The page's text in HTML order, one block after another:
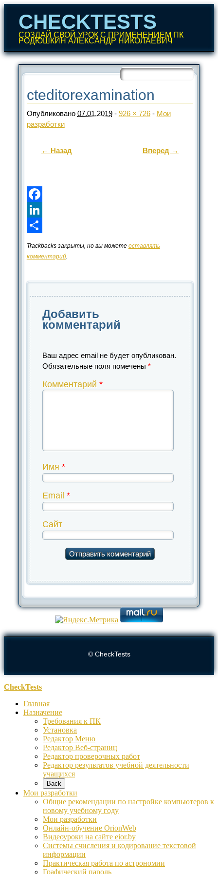
CHECKTESTS
СОЗДАЙ СВОЙ УРОК С ПРИМЕНЕНИЕМ ПК
РОДЮШКИН АЛЕКСАНДР НИКОЛАЕВИЧ
Главное меню
Перейти
к
cteditorexamination
Опубликовано 07.01.2019- 926 × 726- Мои
разработки
← Назад Вперед →
Facebook
LinkedIn
Trackbacks закрыты, но вы можете оставлять
комментарий.
Добавить
комментарий
Ваш адрес email не будет опубликован.
Обязательные поля помечены *
Комментарий *
Имя *
Email *
Сайт
© CheckTests
CheckTests
Главная
Назначение
Требования к ПК
Установка
Редактор Меню
Редактор Веб-страниц
Редактор проверочных работ
Редактор результатов учебной деятельности
учащихся
Back
Мои разработки
Общие рекомендации по настройке компьютеров к
новому учебному году
Мои разработки
Онлайн-обучение OrionWeb
Видеоуроки на сайте eior.by
Системы счисления и кодирование текстовой
информации
Практическая работа по астрономии
Графический пароль